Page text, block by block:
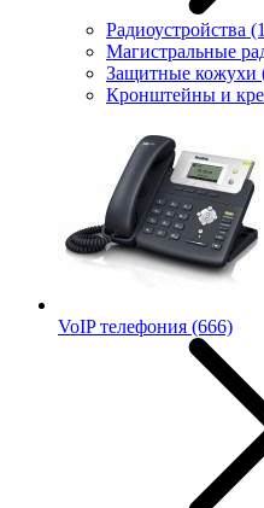
Радиоустройства
Магистральные
Защитные кожухи
Кронштейны и
VoIP телефония (666)